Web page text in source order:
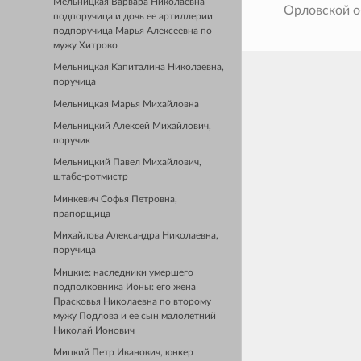
Мельницкая Варвара Николаевна
подпоручица и дочь ее артиллерии
подпоручица Марья Алексеевна по
мужу Хитрово
Мельницкая Капиталина Николаевна,
поручица
Мельницкая Марья Михайловна
Мельницкий Алексей Михайлович,
поручик
Мельницкий Павел Михайлович,
штабс-ротмистр
Минкевич Софья Петровна,
прапорщица
Михайлова Александра Николаевна,
поручица
Мицкие: наследники умершего
подполковника Ионы: его жена
Прасковья Николаевна по второму
мужу Подлова и ее сын малолетний
Николай Ионович
Мицкий Петр Иванович, юнкер
Орловской